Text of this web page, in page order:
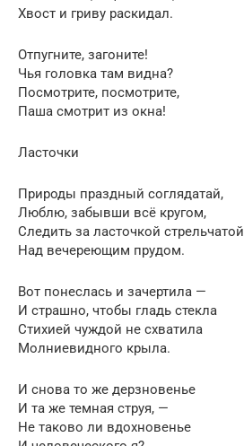
Хвост и гриву раскидал.
Отпугните, загоните!
Чья головка там видна?
Посмотрите, посмотрите,
Паша смотрит из окна!
Ласточки
Природы праздный соглядатай,
Люблю, забывши всё кругом,
Следить за ласточкой стрельчатой
Над вечереющим прудом.
Вот понеслась и зачертила —
И страшно, чтобы гладь стекла
Стихией чуждой не схватила
Молниевидного крыла.
И снова то же дерзновенье
И та же темная струя, —
Не таково ли вдохновенье